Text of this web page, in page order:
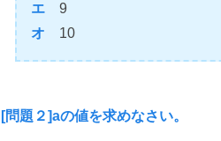
エ 9
オ 10
[問題２]aの値を求めなさい。